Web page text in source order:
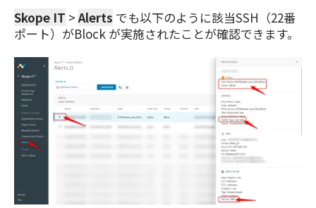
Skope IT > Alerts でも以下のように該当SSH（22番
ポート）がBlock が実施されたことが確認できます。